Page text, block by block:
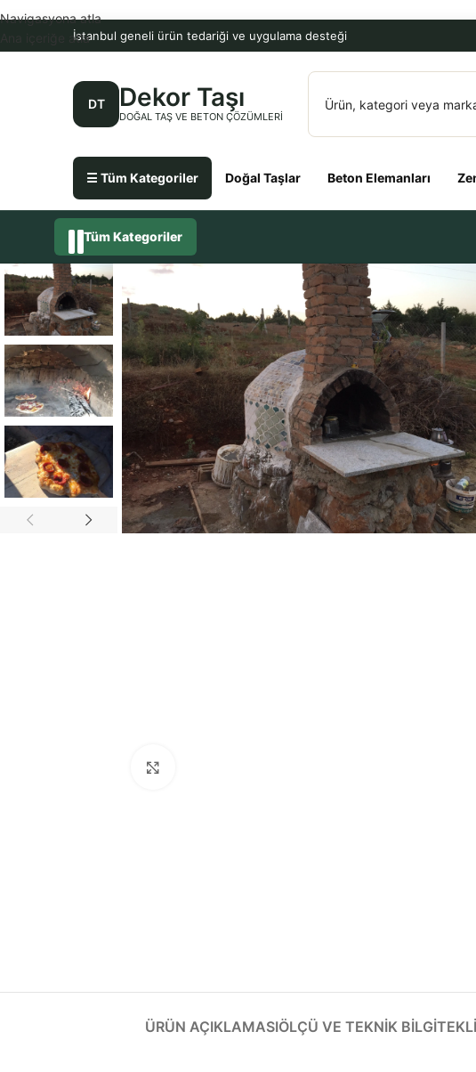
İstanbul geneli ürün tedariği ve uygulama desteği
DT Dekor Taşı
DOĞAL TAŞ VE BETON ÇÖZÜMLERI
☰ Tüm Kategoriler Doğal Taşlar Beton Elemanları
Navigasyona atla
Ana içeriğe atla
Tüm Kategoriler
ÜRÜN AÇIKLAMASIÖLÇÜ VE TEKNIK BILGI